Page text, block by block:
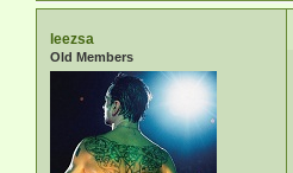
leezsa
Old Members